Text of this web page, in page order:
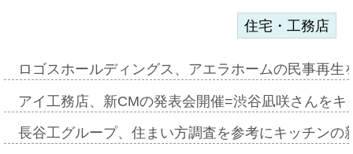
住宅・工務店
ロゴスホールディングス、アエラホームの民事再
アイ工務店、新CMの発表会開催=渋谷凪咲さんを
長谷工グループ、住まい方調査を参考にキッチン